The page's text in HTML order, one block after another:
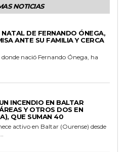
NOTICIAS
DE FERNANDO ÓNEGA,
ANTE SU FAMILIA Y CERCA
nació Fernando Ónega, ha
INCENDIO EN BALTAR
Y OTROS DOS EN
QUE SUMAN 40
activo en Baltar (Ourense) desde